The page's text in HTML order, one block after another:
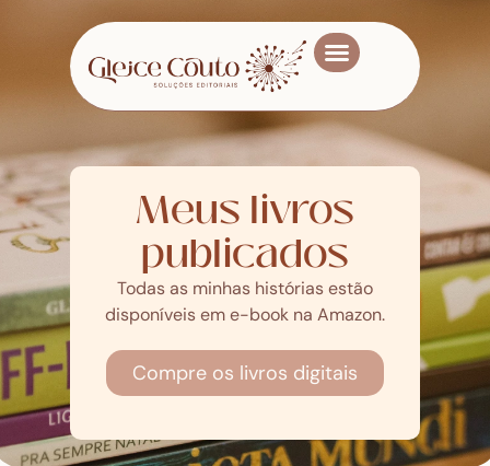
Meus livros
publicados
Todas as minhas histórias estão
disponíveis em e-book na Amazon.
Compre os livros digitais